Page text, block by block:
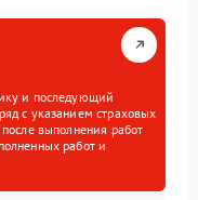
и последующий
с указанием страховых
выполнения работ
работ и